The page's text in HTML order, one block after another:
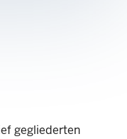
gegliederten